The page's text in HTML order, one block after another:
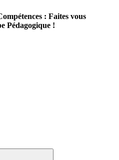
: Faites vous
Pédagogique !